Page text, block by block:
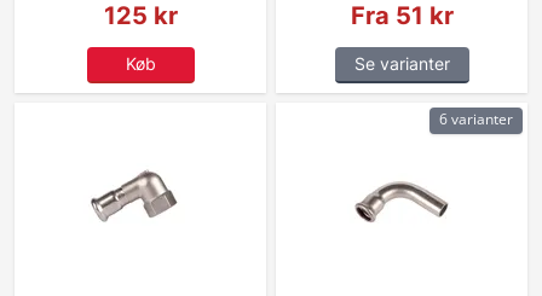
125 kr
Køb
Fra 51 kr
Se varianter
6 varianter